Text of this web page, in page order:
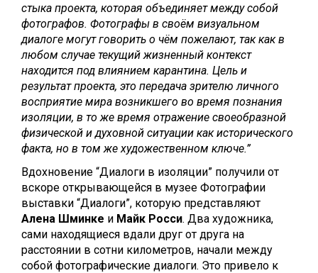
стыка проекта, которая объединяет между собой
фотографов. Фотографы в своём визуальном
диалоге могут говорить о чём пожелают, так как в
любом случае текущий жизненный контекст
находится под влиянием карантина. Цель и
результат проекта, это передача зрителю личного
восприятие мира возникшего во время познания
изоляции, в то же время отражение своеобразной
физической и духовной ситуации как исторического
факта, но в том же художественном ключе.”
Вдохновение “Диалоги в изоляции” получили от
вскоре открывающейся в музее Фотографии
выставки “Диалоги”, которую представляют
Алена Шминке и Майк Росси. Два художника,
сами находящиеся вдали друг от друга на
расстоянии в сотни километров, начали между
собой фотографические диалоги. Это привело к